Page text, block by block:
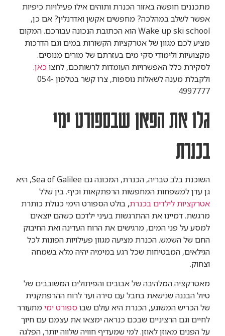
מתכננים חופשה באזור הכנרת ותוהים אילו פעילויות כיפיות
אפשר לשלב במהלכה? מחפשים אקשן ואדרנלין? אם כן,
Wake up ski school הוא הכתובת הנכונה עבורכם. המקום
מציע לכם מגוון של אטרקציות הקשורות במים וגם הדרכות
מקצועיות ולימודי סקי מים בעזרתם של מורים מנוסים.
לסקירת כלל האפשרויות העומדות לרשותכם, לחצוכאן.
ולקבלת מענה לשאלות נוספות, צרו קשר בטלפון 054-
4997777
גלו את הפאן שבספורט ימי
בכנרת
השוכנת בלב טבריה, הכנרת, המכונה גם Sea of ​​Galilee, היא
גן עדן למשפחות המחפשות הרפתקאות וכיף. בין שלל
אטרקציות לילדים בכנרת, בולט הספורט הימי כגולת כותרת
מרגשת. דמיינו את ההתרגשות בעיני ילדכם כשהם יוצאים
למסע על פני המים, מרגישים את הרוח העדינה ואת החיבוק
החם של השמש. הכנרת מציעה מגוון פעילויות הפונות לכל
הגילאים, המבטיחות שכל רגע במימיה יהיה מלא בשמחה
וצחוק.
מאטרקציה המלהיבה של אבובים והפיתולים המשובבים של
טיול הבננה שנישאת בחבל עם סירה ועד לרוח ההרפתקנית
של הכריש המשוגע, הכנרת היא עולם שבו ספורט ימימתעורר
לחיים וגם הרציניים שבכם כנראה ימצאו את עצמם עם חיוך
על הפנים מאוזן לאוזן. למי שמעדיף חוויה שלווה יותר, הפלגה